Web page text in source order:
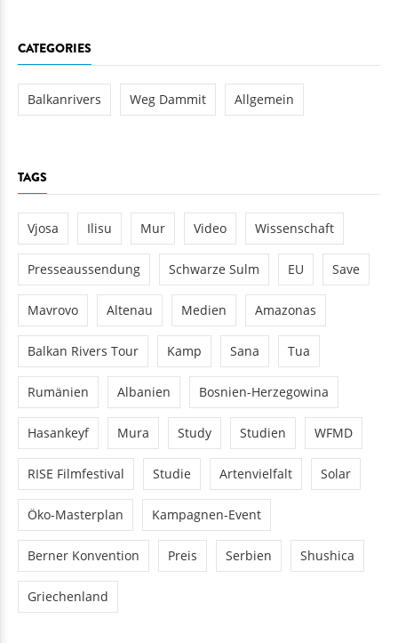
CATEGORIES
Balkanrivers Weg Dammit Allgemein
TAGS
Vjosa Ilisu Mur Video Wissenschaft
Presseaussendung Schwarze Sulm EU Save
Mavrovo Altenau Medien Amazonas
Balkan Rivers Tour Kamp Sana Tua
Rumänien Albanien Bosnien-Herzegowina
Hasankeyf Mura Study Studien WFMD
RISE Filmfestival Studie Artenvielfalt Solar
Öko-Masterplan Kampagnen-Event
Berner Konvention Preis Serbien Shushica
Griechenland